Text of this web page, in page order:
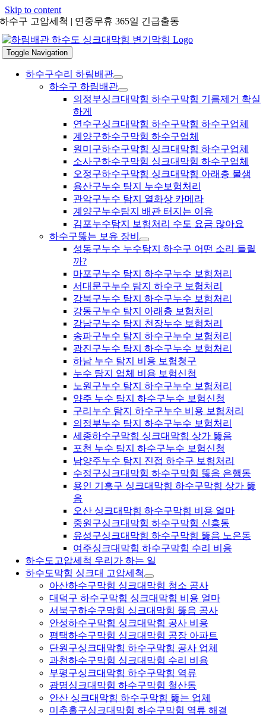
Skip to content
하수구 고압세척 | 연중무휴 365일 긴급출동
Toggle Navigation
하수구수리 하림배관
하수구 하림배관
의정부싱크대막힘 하수구막힘 기름제거 확실
하게
연수구싱크대막힘 하수구막힘 하수구업체
계양구하수구막힘 하수구업체
원미구하수구막힘 싱크대막힘 하수구업체
소사구하수구막힘 싱크대막힘 하수구업체
오정구하수구막힘 싱크대막힘 아래층 물샘
용산구누수 탐지 누수보험처리
관악구누수 탐지 열화상 카메라
계양구누수탐지 배관 터지는 이유
김포누수탐지 보험처리 수도 요금 많아요
하수구뚫는 보유 장비
성동구누수 누수탐지 하수구 어떤 소리 들릴
까?
마포구누수 탐지 하수구누수 보험처리
서대문구누수 탐지 하수구 보험처리
강북구누수 탐지 하수구누수 보험처리
강동구누수 탐지 아래층 보험처리
강남구누수 탐지 천장누수 보험처리
송파구누수 탐지 하수구누수 보험처리
광진구누수 탐지 하수구누수 보험처리
하남 누수 탐지 비용 보험청구
누수 탐지 업체 비용 보험신청
노원구누수 탐지 하수구누수 보험처리
양주 누수 탐지 하수구누수 보험신청
구리누수 탐지 하수구누수 비용 보험처리
의정부누수 탐지 하수구누수 보험처리
세종하수구막힘 싱크대막힘 상가 뚫음
포천 누수 탐지 하수구누수 보험신청
남양주누수 탐지 진접 하수구 보험처리
수정구싱크대막힘 하수구막힘 뚫음 은행동
용인 기흥구 싱크대막힘 하수구막힘 상가 뚫
음
오산 싱크대막힘 하수구막힘 비용 얼마
중원구싱크대막힘 하수구막힘 신흥동
유성구싱크대막힘 하수구막힘 뚫음 노은동
여주싱크대막힘 하수구막힘 수리 비용
하수도고압세척 우리가 하는 일
하수도막힘 싱크대 고압세척
아산하수구막힘 싱크대막힘 청소 공사
대덕구 하수구막힘 싱크대막힘 비용 얼마
서북구하수구막힘 싱크대막힘 뚫음 공사
안성하수구막힘 싱크대막힘 공사 비용
평택하수구막힘 싱크대막힘 공장 아파트
단원구싱크대막힘 하수구막힘 공사 업체
과천하수구막힘 싱크대막힘 수리 비용
부평구싱크대막힘 하수구막힘 역류
광명싱크대막힘 하수구막힘 철산동
안산 싱크대막힘 하수구막힘 뚫는 업체
미추홀구싱크대막힘 하수구막힘 역류 해결